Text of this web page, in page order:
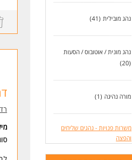
נהג מובילית (41)
נהג מונית / אוטובוס / הסעות
(20)
מורה נהיגה (1)
משרות פנויות - נהגים שליחים
והפצה